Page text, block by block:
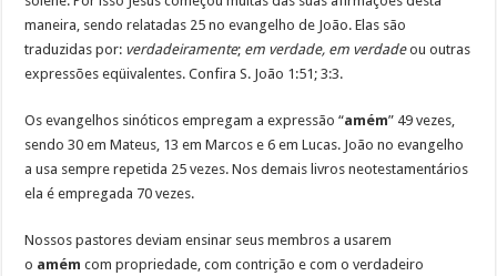
maneira, sendo relatadas 25 no evangelho de João. Elas são
traduzidas por: verdadeiramente; em verdade, em verdadeou outras
expressões eqüivalentes. Confira S. João 1:51; 3:3.
Os evangelhos sinóticos empregam a expressão “amém” 49 vezes,
sendo 30 em Mateus, 13 em Marcos e 6 em Lucas. João no evangelho
a usa sempre repetida 25 vezes. Nos demais livros neotestamentários
ela é empregada 70 vezes.
Nossos pastores deviam ensinar seus membros a usarem
o amém com propriedade, com contrição e com o verdadeiro